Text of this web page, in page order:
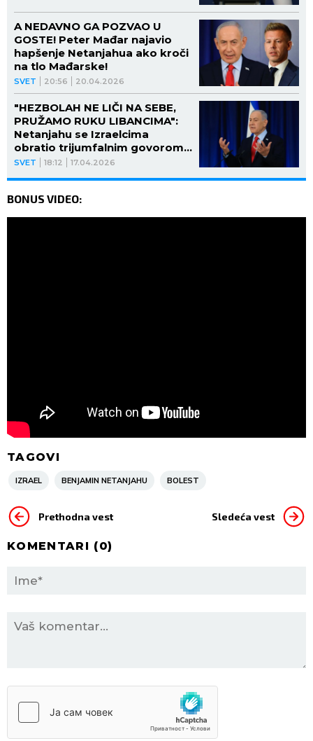
SVET 20:56 20.04.2026
A NEDAVNO GA POZVAO U
GOSTE! Peter Mađar najavio
hapšenje Netanjahua ako kroči
na tlo Mađarske!
SVET 18:12 17.04.2026
"HEZBOLAH NE LIČI NA SEBE,
PRUŽAMO RUKU LIBANCIMA":
Netanjahu se Izraelcima
obratio trijumfalnim govorom,
otkrio KOJI PLAN IMA (VIDEO)
BONUS VIDEO:
TAGOVI
IZRAEL BENJAMIN NETANJAHU BOLEST
Prethodna vest Sledeća vest
KOMENTARI (0)